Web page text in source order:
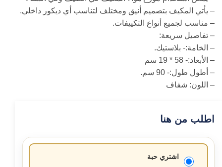
– يأتي المكيف بتصميم أنيق ومختلف لتناسب أي ديكور داخلي.
– مناسب لجميع أنواع التكييفات.
– تفاصيل سريعة:
– الخامة:- بلاستيك.
– الأبعاد:- 58 * 19 سم
– أطول طول:- 90 سم.
– اللون: شفاف
اطلب من هنا
اشتري حبة